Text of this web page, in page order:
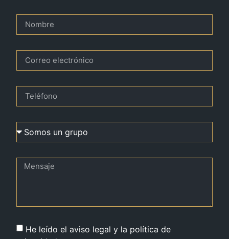
He leído el aviso legal y la política de